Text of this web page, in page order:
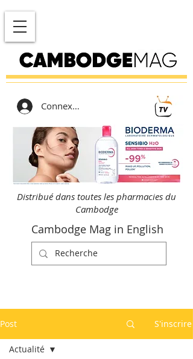
Connexion
Distribué dans toutes les pharmacies du
Cambodge
Cambodge Mag in English
Post S'inscrire
Actualité